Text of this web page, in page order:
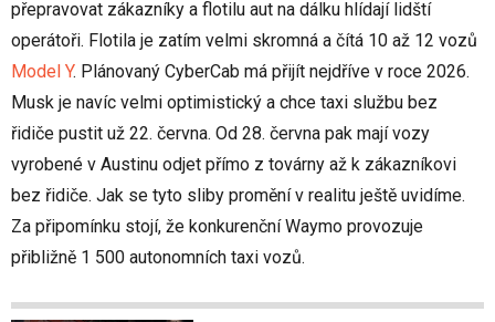
přepravovat zákazníky a flotilu aut na dálku hlídají lidští
operátoři. Flotila je zatím velmi skromná a čítá 10 až 12 vozů
Model Y. Plánovaný CyberCab má přijít nejdříve v roce 2026.
Musk je navíc velmi optimistický a chce taxi službu bez
řidiče pustit už 22. června. Od 28. června pak mají vozy
vyrobené v Austinu odjet přímo z továrny až k zákazníkovi
bez řidiče. Jak se tyto sliby promění v realitu ještě uvidíme.
Za připomínku stojí, že konkurenční Waymo provozuje
přibližně 1 500 autonomních taxi vozů.